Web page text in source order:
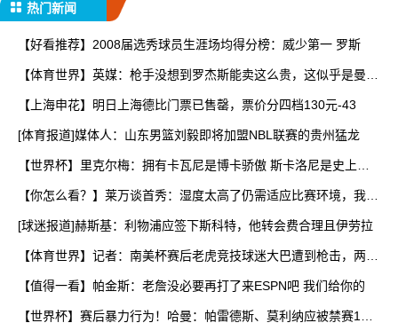
热门新闻
【好看推荐】2008届选秀球员生涯场均得分榜：威少第一 罗斯
【体育世界】英媒：枪手没想到罗杰斯能卖这么贵，这似乎是曼城
【上海申花】明日上海德比门票已售罄，票价分四档130元-43
[体育报道]媒体人：山东男篮刘毅即将加盟NBL联赛的贵州猛龙
【世界杯】里克尔梅：拥有卡瓦尼是博卡骄傲 斯卡洛尼是史上最
【你怎么看？】莱万谈首秀：湿度太高了仍需适应比赛环境，我还
[球迷报道]赫斯基：利物浦应签下斯科特，他转会费合理且伊劳拉
【体育世界】记者：南美杯赛后老虎竞技球迷大巴遭到枪击，两人
【值得一看】帕金斯：老詹没必要再打了来ESPN吧 我们给你的
【世界杯】赛后暴力行为！哈曼：帕雷德斯、莫利纳应被禁赛1